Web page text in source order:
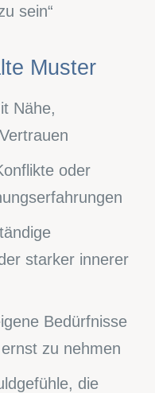
sein“
Muster
Nähe,
oder
starker innerer
Bedürfnisse
zu nehmen
die